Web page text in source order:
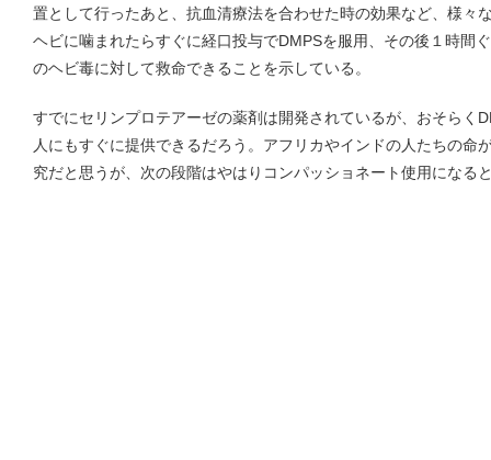
置として行ったあと、抗血清療法を合わせた時の効果など、様々
ヘビに噛まれたらすぐに経口投与でDMPSを服用、その後１時間
のヘビ毒に対して救命できることを示している。
すでにセリンプロテアーゼの薬剤は開発されているが、おそらく
人にもすぐに提供できるだろう。アフリカやインドの人たちの命
究だと思うが、次の段階はやはりコンパッショネート使用になる